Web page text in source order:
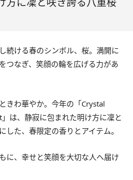
続ける春のシンボル、桜。満開に
つなぎ、笑顔の輪を広げる力があ
きわ華やか。今年の「Crystal
は、静寂に包まれた明け方に凜と
した、春限定の香りとアイテム。
に、幸せと笑顔を大切な人へ届け